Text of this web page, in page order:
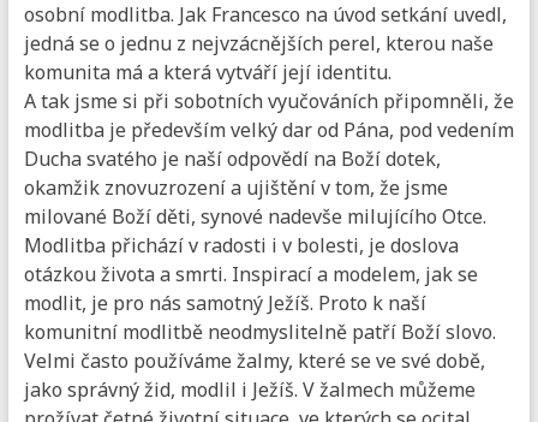
osobní modlitba. Jak Francesco na úvod setkání uvedl,
jedná se o jednu z nejvzácnějších perel, kterou naše
komunita má a která vytváří její identitu.
A tak jsme si při sobotních vyučováních připomněli, že
modlitba je především velký dar od Pána, pod vedením
Ducha svatého je naší odpovědí na Boží dotek,
okamžik znovuzrození a ujištění v tom, že jsme
milované Boží děti, synové nadevše milujícího Otce.
Modlitba přichází v radosti i v bolesti, je doslova
otázkou života a smrti. Inspirací a modelem, jak se
modlit, je pro nás samotný Ježíš. Proto k naší
komunitní modlitbě neodmyslitelně patří Boží slovo.
Velmi často používáme žalmy, které se ve své době,
jako správný žid, modlil i Ježíš. V žalmech můžeme